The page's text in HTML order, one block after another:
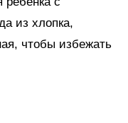
из хлопка,
чтобы избежать